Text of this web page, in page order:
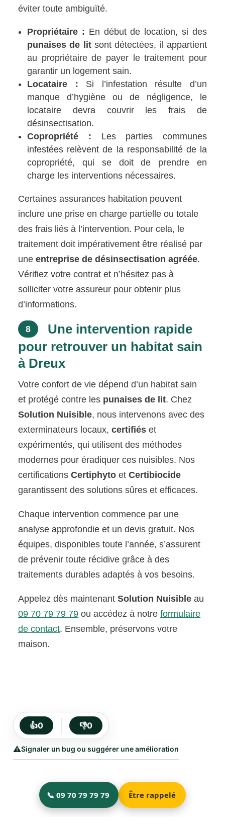
éviter toute ambiguïté.
Propriétaire : En début de location, si des
punaises de litsont détectées, il appartient
au propriétaire de payer le traitement pour
garantir un logement sain.
Locataire : Si l’infestation résulte d’un
manque d’hygiène ou de négligence, le
locataire devra couvrir les frais de
désinsectisation.
Copropriété : Les parties communes
infestées relèvent de la responsabilité de la
copropriété, qui se doit de prendre en
charge les interventions nécessaires.
Certaines assurances habitation peuvent
inclure une prise en charge partielle ou totale
des frais liés à l’intervention. Pour cela, le
traitement doit impérativement être réalisé par
uneentreprise de désinsectisation agréée.
Vérifiez votre contrat et n’hésitez pas à
solliciter votre assureur pour obtenir plus
d’informations.
8
Une intervention rapide
pour retrouver un habitat sain
à Dreux
Votre confort de vie dépend d’un habitat sain
et protégé contre les punaises de lit. Chez
Solution Nuisible, nous intervenons avec des
exterminateurs locaux,certifiés et
expérimentés, qui utilisent des méthodes
modernes pour éradiquer ces nuisibles. Nos
certificationsCertiphyto etCertibiocide
garantissent des solutions sûres et efficaces.
Chaque intervention commence par une
analyse approfondie et un devis gratuit. Nos
équipes, disponibles toute l’année, s’assurent
de prévenir toute récidive grâce à des
traitements durables adaptés à vos besoins.
Appelez dès maintenantSolution Nuisible au
09 70 79 79 79 ou accédez à notreformulaire
de contact. Ensemble, préservons votre
maison.
👍0 👎0
⚠️Signaler un bug ou suggérer une amélioration